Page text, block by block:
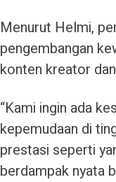
Menurut Helmi,
pengembangan
konten kreator
“Kami ingin ada
kepemudaan di
prestasi seperti
berdampak nyata